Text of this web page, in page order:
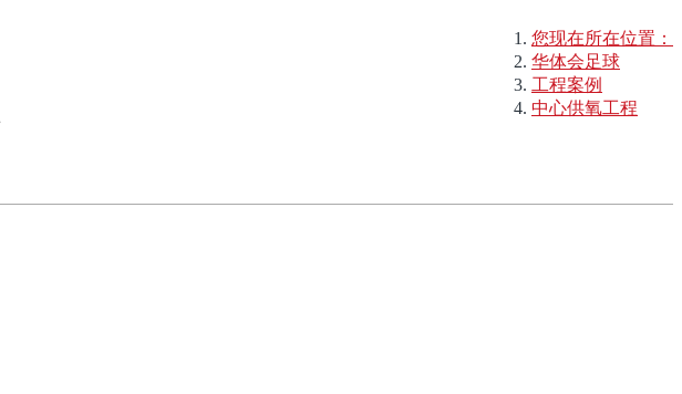
您现在所在位置：
华体会足球
工程案例
中心供氧工程